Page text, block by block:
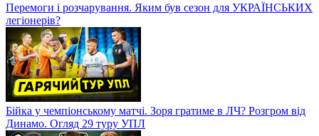
Перемоги і розчарування. Яким був сезон для УКРАЇНСЬКИХ
легіонерів?
Бійка у чемпіонському матчі. Зоря гратиме в ЛЧ? Розгром від
Динамо. Огляд 29 туру УПЛ